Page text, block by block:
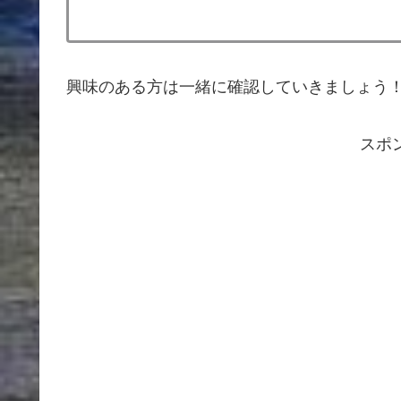
興味のある方は一緒に確認していきましょう！
スポ